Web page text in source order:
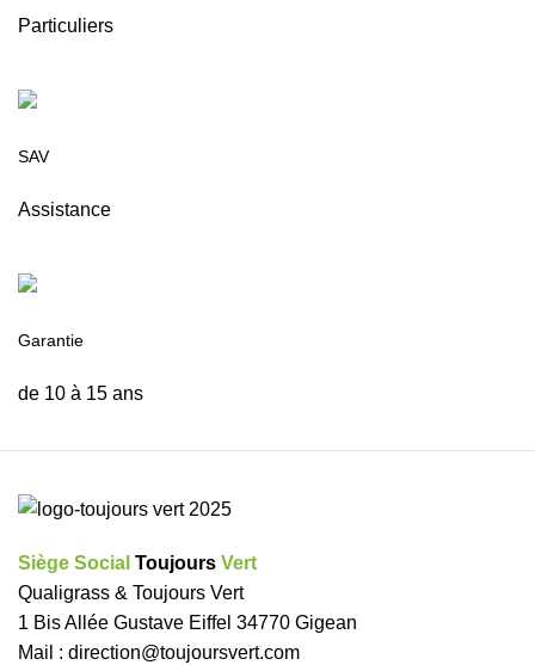
Particuliers
SAV
Assistance
Garantie
de 10 à 15 ans
Siège Social Toujours Vert
Qualigrass & Toujours Vert
1 Bis Allée Gustave Eiffel 34770 Gigean
Mail : direction@toujoursvert.com